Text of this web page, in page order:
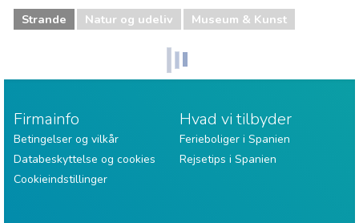
Strande Natur og udeliv Museum & Kunst
Firmainfo
Betingelser og vilkår
Databeskyttelse og cookies
Cookieindstillinger
Hvad vi tilbyder
Ferieboliger i Spanien
Rejsetips i Spanien